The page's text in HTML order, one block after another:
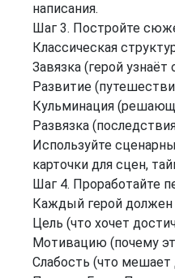
написания.
Шаг 3. Постройте
Классическая
Завязка (герой
Развитие
Кульминация
Развязка
Используйте
карточки для сцен,
Шаг 4. Проработайте
Каждый герой должен
Цель (что хочет
Мотивацию (почему
Слабость (что мешает